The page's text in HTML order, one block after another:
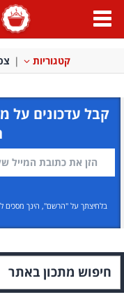
פתח
תפריט
קטגוריות
קבל עדכונים על
בלחיצתך על "הרשם", הינך מסכים ל